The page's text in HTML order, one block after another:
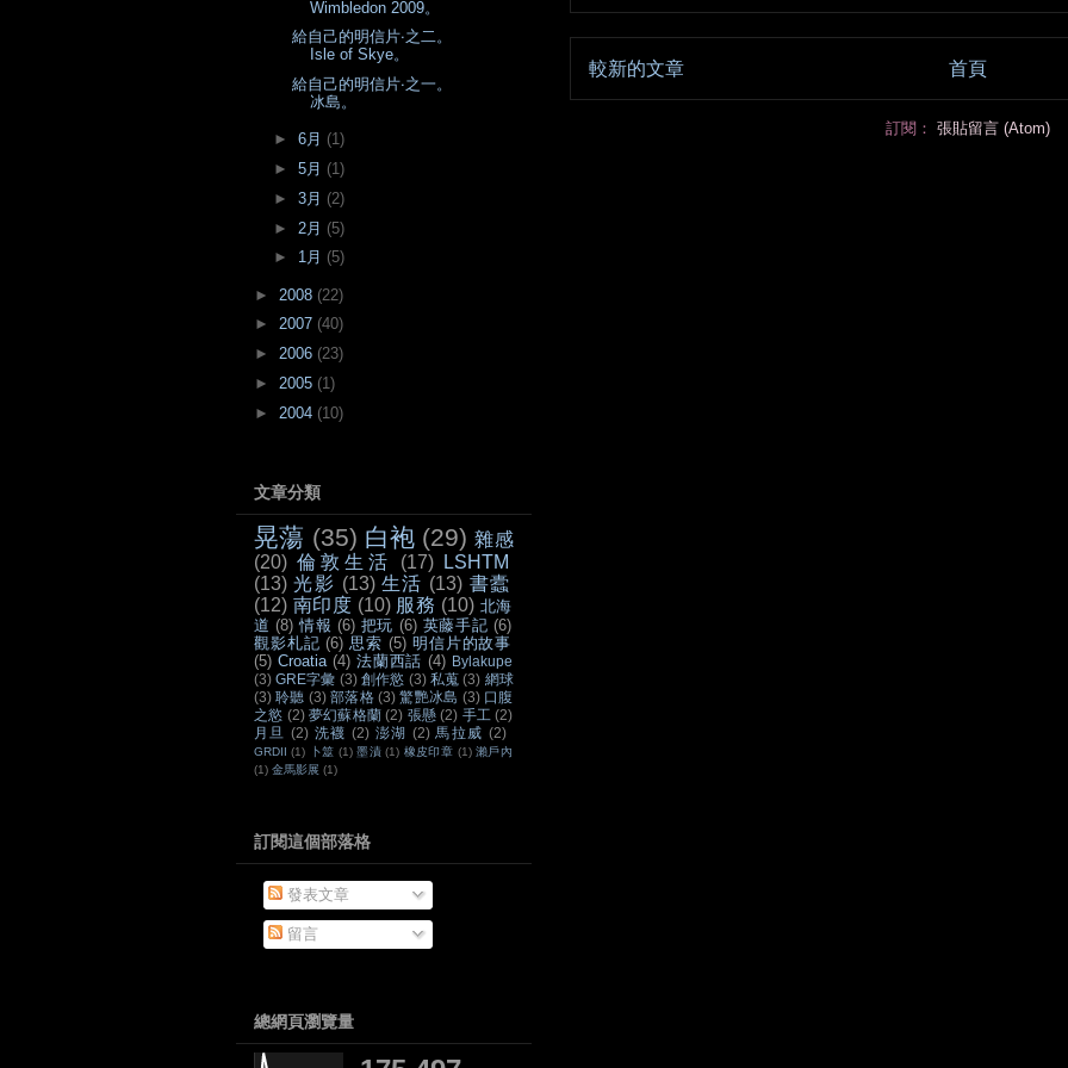
較新的文章 首頁
訂閱： 張貼留言 (Atom)
Wimbledon 2009。
給自己的明信片‧之二。
Isle of Skye。
給自己的明信片‧之一。
冰島。
► 6月 (1)
► 5月 (1)
► 3月 (2)
► 2月 (5)
► 1月 (5)
► 2008 (22)
► 2007 (40)
► 2006 (23)
► 2005 (1)
► 2004 (10)
文章分類
晃蕩 (35) 白袍 (29) 雜感
(20) 倫敦生活 (17)
LSHTM
(13) 光影 (13) 生活 (13) 書蠹
(12) 南印度 (10) 服務 (10) 北海
道 (8) 情報 (6) 把玩 (6) 英藤手記 (6)
觀影札記 (6) 思索 (5) 明信片的故事
(5) Croatia (4) 法蘭西話 (4) Bylakupe
(3) GRE字彙 (3) 創作慾 (3) 私蒐 (3) 網球
(3) 聆聽 (3) 部落格 (3) 驚艷冰島 (3) 口腹
之慾 (2) 夢幻蘇格蘭 (2) 張懸 (2) 手工 (2)
月旦
(2) 洗襪 (2) 澎湖 (2) 馬拉威 (2)
GRDII (1) 卜筮 (1) 墨漬 (1) 橡皮印章 (1) 瀨戶內
(1) 金馬影展 (1)
訂閱這個部落格
發表文章
留言
總網頁瀏覽量